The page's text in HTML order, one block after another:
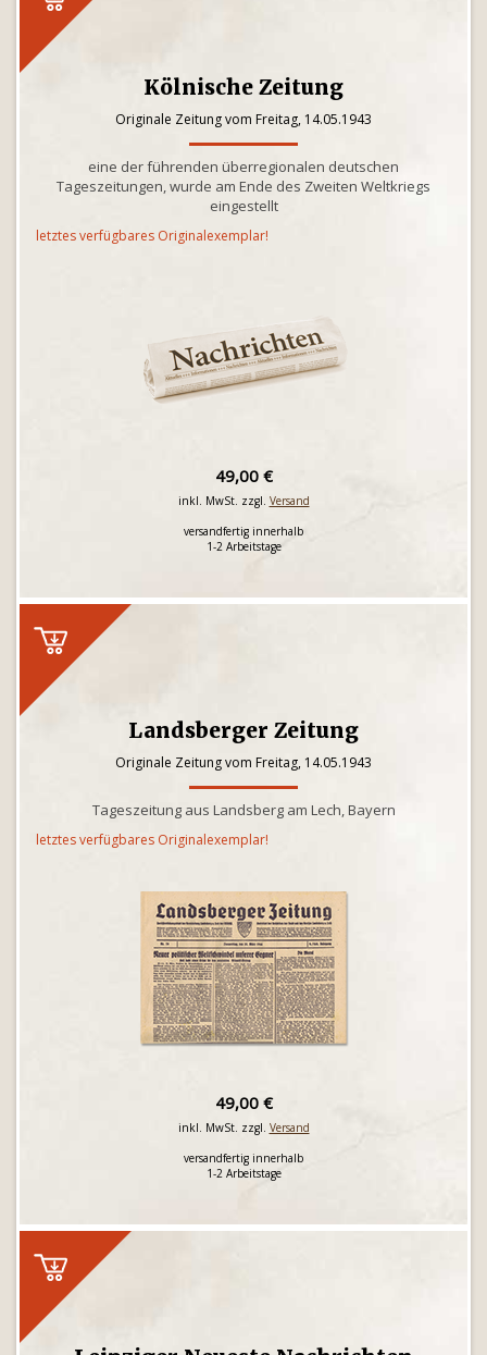
Kölnische Zeitung
Originale Zeitung vom Freitag, 14.05.1943
eine der führenden überregionalen deutschen
Tageszeitungen, wurde am Ende des Zweiten Weltkriegs
eingestellt
letztes verfügbares Originalexemplar!
49,00 €
inkl. MwSt. zzgl. Versand
versandfertig innerhalb
1-2 Arbeitstage
Landsberger Zeitung
Originale Zeitung vom Freitag, 14.05.1943
Tageszeitung aus Landsberg am Lech, Bayern
letztes verfügbares Originalexemplar!
49,00 €
inkl. MwSt. zzgl. Versand
versandfertig innerhalb
1-2 Arbeitstage